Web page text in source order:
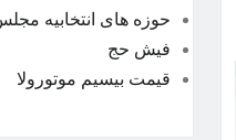
حوزه های انتخابیه
فیش حج
قیمت بیسیم موتورولا